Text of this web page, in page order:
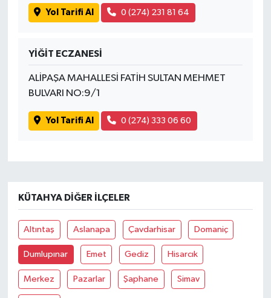
Yol Tarifi Al 0 (274) 231 81 64
YİĞİT ECZANESİ
ALİPAŞA MAHALLESİ FATİH SULTAN MEHMET
BULVARI NO:9/1
Yol Tarifi Al 0 (274) 333 06 60
KÜTAHYA DIĞER İLÇELER
Altıntaş Aslanapa Çavdarhisar Domaniç
Dumlupınar Emet Gediz Hisarcık
Merkez Pazarlar Şaphane Simav